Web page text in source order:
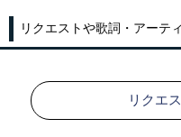
リクエストや歌詞・アーテ
リクエ